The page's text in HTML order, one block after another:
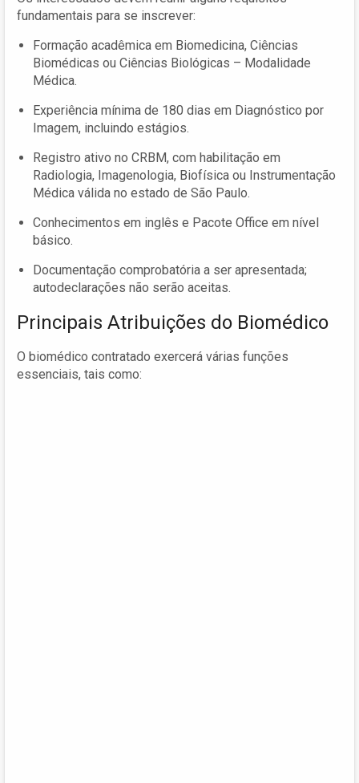
fundamentais para se inscrever:
Formação acadêmica em Biomedicina, Ciências
Biomédicas ou Ciências Biológicas – Modalidade
Médica.
Experiência mínima de 180 dias em Diagnóstico por
Imagem, incluindo estágios.
Registro ativo no CRBM, com habilitação em
Radiologia, Imagenologia, Biofísica ou Instrumentação
Médica válida no estado de São Paulo.
Conhecimentos em inglês e Pacote Office em nível
básico.
Documentação comprobatória a ser apresentada;
autodeclarações não serão aceitas.
Principais Atribuições do Biomédico
O biomédico contratado exercerá várias funções
essenciais, tais como: